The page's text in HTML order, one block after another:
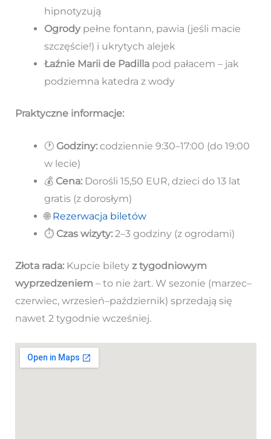
hipnotyzują
Ogrodypełne fontann, pawia (jeśli macie
szczęście!) i ukrytych alejek
Łaźnie Marii de Padillapod pałacem – jak
podziemna katedra z wody
Praktyczne informacje:
🕐 Godziny:codziennie 9:30–17:00 (do 19:00
w lecie)
💰 Cena:Dorośli 15,50 EUR, dzieci do 13 lat
gratis (z dorosłym)
🌐 Rezerwacja biletów
⏱️ Czas wizyty:2–3 godziny (z ogrodami)
Złota rada:Kupcie bilety z tygodniowym
wyprzedzeniem – to nie żart. W sezonie (marzec–
czerwiec, wrzesień–październik) sprzedają się
nawet 2 tygodnie wcześniej.